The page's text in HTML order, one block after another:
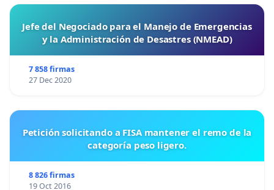
Jefe del Negociado para el Manejo de Emergencias
y la Administración de Desastres (NMEAD)
7 858 firmas
27 Dec 2020
Petición solicitando a FISA mantener el remo de la
categoría peso ligero.
8 826 firmas
19 Oct 2016